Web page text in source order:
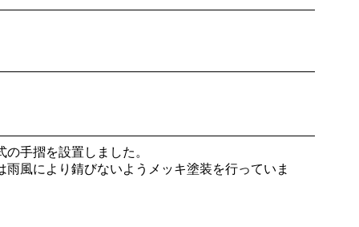
手摺を設置しました。
風により錆びないようメッキ塗装を行っていま